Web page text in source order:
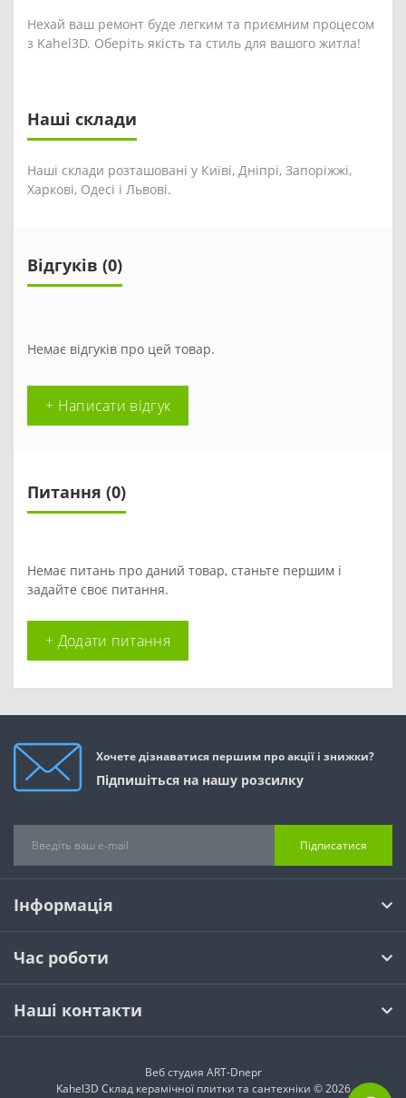
Нехай ваш ремонт буде легким та приємним процесом
з Kahel3D. Оберіть якість та стиль для вашого житла!
Наші склади
Наші склади розташовані у Київі, Дніпрі, Запоріжжі,
Харкові, Одесі і Львові.
Відгуків (0)
Немає відгуків про цей товар.
+ Написати відгук
Питання (0)
Немає питань про даний товар, станьте першим і
задайте своє питання.
+ Додати питання
Хочете дізнаватися першим про акції і знижки?
Підпишіться на нашу розсилку
Підписатися
Інформація
Час роботи
Наші контакти
Веб студия ART-Dnepr
Kahel3D Склад керамічної плитки та сантехніки © 2026